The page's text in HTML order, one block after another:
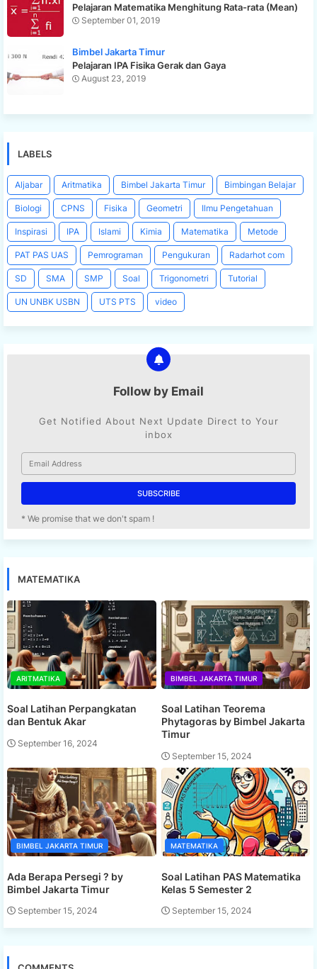
Pelajaran Matematika Menghitung Rata-rata (Mean)
September 01, 2019
Bimbel Jakarta Timur
Pelajaran IPA Fisika Gerak dan Gaya
August 23, 2019
LABELS
Aljabar Aritmatika Bimbel Jakarta Timur Bimbingan Belajar
Biologi CPNS Fisika Geometri Ilmu Pengetahuan
Inspirasi IPA Islami Kimia Matematika Metode
PAT PAS UAS Pemrograman Pengukuran Radarhot com
SD SMA SMP Soal Trigonometri Tutorial
UN UNBK USBN UTS PTS video
Follow by Email
Get Notified About Next Update Direct to Your
inbox
* We promise that we don't spam !
MATEMATIKA
ARITMATIKA
Soal Latihan Perpangkatan
dan Bentuk Akar
September 16, 2024
BIMBEL JAKARTA TIMUR
Soal Latihan Teorema
Phytagoras by Bimbel Jakarta
Timur
September 15, 2024
BIMBEL JAKARTA TIMUR
Ada Berapa Persegi ? by
Bimbel Jakarta Timur
September 15, 2024
MATEMATIKA
Soal Latihan PAS Matematika
Kelas 5 Semester 2
September 15, 2024